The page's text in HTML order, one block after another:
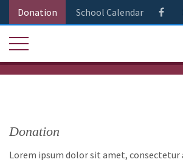
Donation School Calendar
Donation
Lorem ipsum dolor sit amet, consectetur